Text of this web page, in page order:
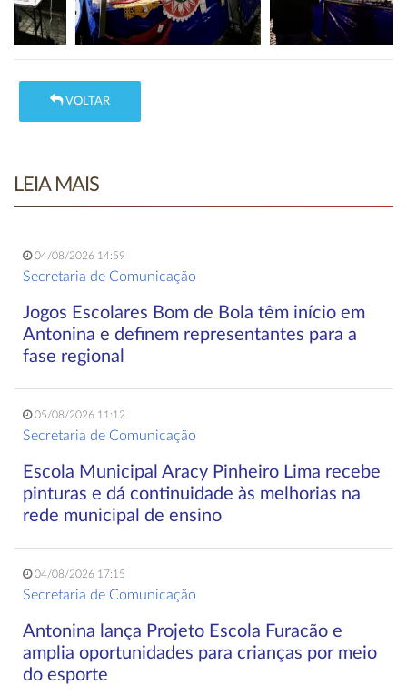
VOLTAR
LEIA MAIS
04/08/2026 14:59
Secretaria de Comunicação
Jogos Escolares Bom de Bola têm início em
Antonina e definem representantes para a
fase regional
05/08/2026 11:12
Secretaria de Comunicação
Escola Municipal Aracy Pinheiro Lima recebe
pinturas e dá continuidade às melhorias na
rede municipal de ensino
04/08/2026 17:15
Secretaria de Comunicação
Antonina lança Projeto Escola Furacão e
amplia oportunidades para crianças por meio
do esporte